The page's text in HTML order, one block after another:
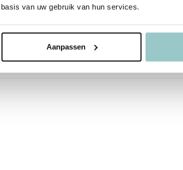
van uw gebruik van hun services.
Aanpassen